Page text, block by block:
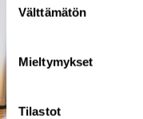
valinta
Välttämätön
Mieltymykset
Tilastot